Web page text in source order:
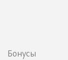
Бонусы